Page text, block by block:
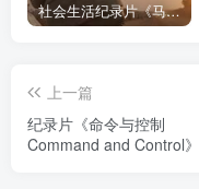
社会生活纪录片《马加拉 Makala》下载
上一篇
纪录片《命令与控制
Command and Control